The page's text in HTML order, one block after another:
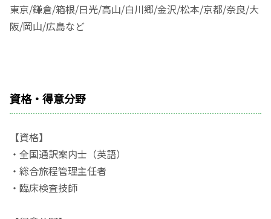
東京/鎌倉/箱根/日光/高山/白川郷/金沢/松本/京都/奈良/大
阪/岡山/広島など
資格・得意分野
【資格】
・全国通訳案内士（英語）
・総合旅程管理主任者
・臨床検査技師